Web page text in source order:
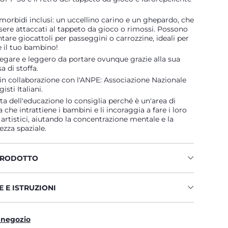
inclusi: un uccellino carino e un ghepardo, che
attaccati al tappeto da gioco o rimossi. Possono
giocattoli per passeggini o carrozzine, ideali per
il tuo bambino!
e leggero da portare ovunque grazie alla sua
di stoffa.
collaborazione con l'ANPE: Associazione Nazionale
Italiani.
dell'educazione lo consiglia perché è un'area di
che intrattiene i bambini e li incoraggia a fare i loro
aiutando la concentrazione mentale e la
spaziale.
E ISTRUZIONI